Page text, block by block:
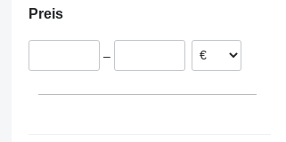
Dänemark
Slowakei
Preis
–